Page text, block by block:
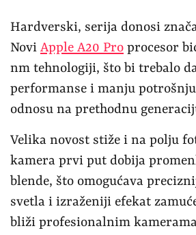
Hardverski, serija donosi
Novi Apple A20 Pro procesor
nm tehnologiji, što bi trebalo
performanse i manju
odnosu na prethodnu
Velika novost stiže i na polju
kamera prvi put dobija
blende, što omogućava
svetla i izraženiji efekat
bliži profesionalnim